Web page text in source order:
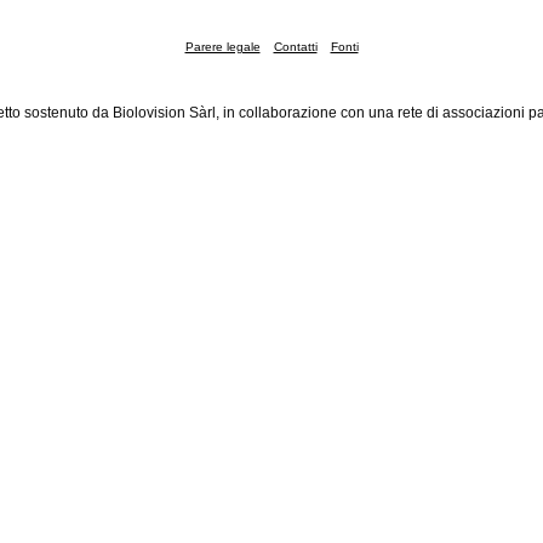
Parere legale Contatti Fonti
sostenuto da Biolovision Sàrl, in collaborazione con una rete di associazioni